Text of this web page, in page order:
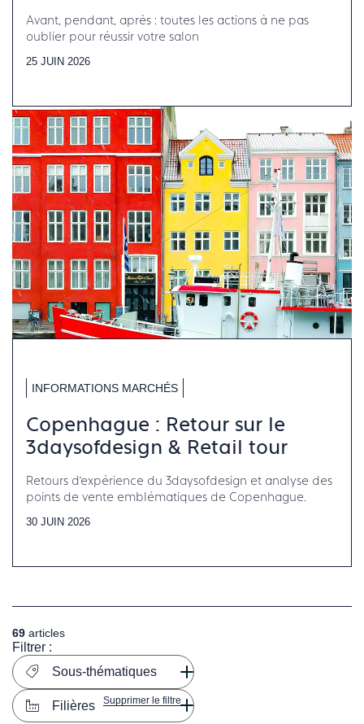
Avant, pendant, après : toutes les actions à ne pas
oublier pour réussir votre salon
25 JUIN 2026
INFORMATIONS MARCHÉS
Copenhague : Retour sur le
3daysofdesign & Retail tour
Retours d’expérience du 3daysofdesign et analyse des
points de vente emblématiques de Copenhague.
30 JUIN 2026
69 articles
Filtrer :
Sous-thématiques
Supprimer le filtre
Filières